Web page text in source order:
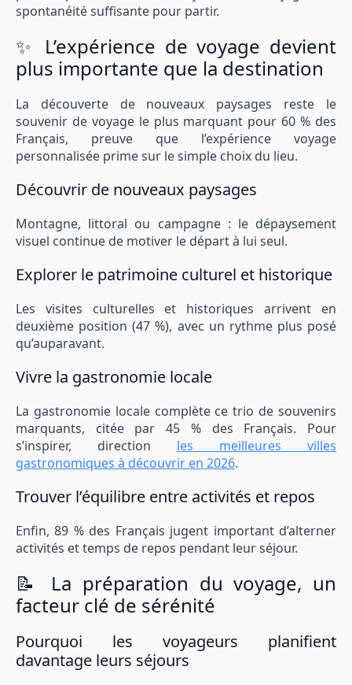
spontanéité suffisante pour partir.
✨ L’expérience de voyage devient
plus importante que la destination
La découverte de nouveaux paysages reste le
souvenir de voyage le plus marquant pour 60 % des
Français, preuve que l’expérience voyage
personnalisée prime sur le simple choix du lieu.
Découvrir de nouveaux paysages
Montagne, littoral ou campagne : le dépaysement
visuel continue de motiver le départ à lui seul.
Explorer le patrimoine culturel et historique
Les visites culturelles et historiques arrivent en
deuxième position (47 %), avec un rythme plus posé
qu’auparavant.
Vivre la gastronomie locale
La gastronomie locale complète ce trio de souvenirs
marquants, citée par 45 % des Français. Pour
s’inspirer, direction les meilleures villes
gastronomiques à découvrir en 2026.
Trouver l’équilibre entre activités et repos
Enfin, 89 % des Français jugent important d’alterner
activités et temps de repos pendant leur séjour.
📝 La préparation du voyage, un
facteur clé de sérénité
Pourquoi les voyageurs planifient
davantage leurs séjours